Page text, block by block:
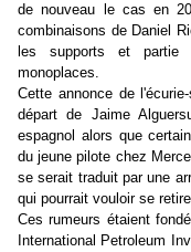
de nouveau le cas en
combinaisons de Daniel
les supports et partie
monoplaces.
Cette annonce de
départ de Jaime
espagnol alors que
du jeune pilote chez
se serait traduit par une
qui pourrait vouloir se
Ces rumeurs étaient
International Petroleum